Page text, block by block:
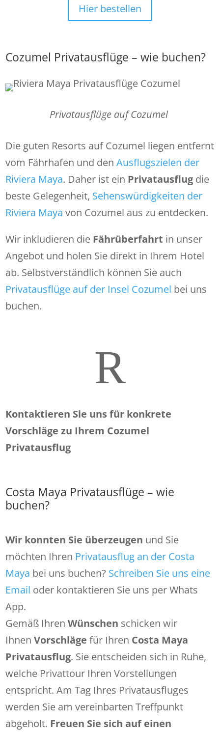
Hier bestellen
Cozumel Privatausflüge – wie buchen?
Privatausflüge auf Cozumel
Die guten Resorts auf Cozumel liegen entfernt
vom Fährhafen und denAusflugszielen der
Riviera Maya. Daher ist ein Privatausflug die
beste Gelegenheit, Sehenswürdigkeiten der
Riviera Maya von Cozumel aus zu entdecken.
Wir inkludieren die Fährüberfahrt in unser
Angebot und holen Sie direkt in Ihrem Hotel
ab. Selbstverständlich können Sie auch
Privatausflüge auf der Insel Cozumel bei uns
buchen.
R
Kontaktieren Sie uns für konkrete
Vorschläge zu Ihrem Cozumel
Privatausflug
Costa Maya Privatausflüge – wie
buchen?
Wir konnten Sie überzeugen und Sie
möchten Ihren Privatausflug an der Costa
Maya bei uns buchen? Schreiben Sie uns eine
Email oder kontaktieren Sie uns per Whats
App.
Gemäß IhrenWünschen schicken wir
IhnenVorschläge für Ihren Costa Maya
Privatausflug. Sie entscheiden sich in Ruhe,
welche Privattour Ihren Vorstellungen
entspricht. Am Tag Ihres Privatausfluges
werden Sie am vereinbarten Treffpunkt
abgeholt. Freuen Sie sich auf einen